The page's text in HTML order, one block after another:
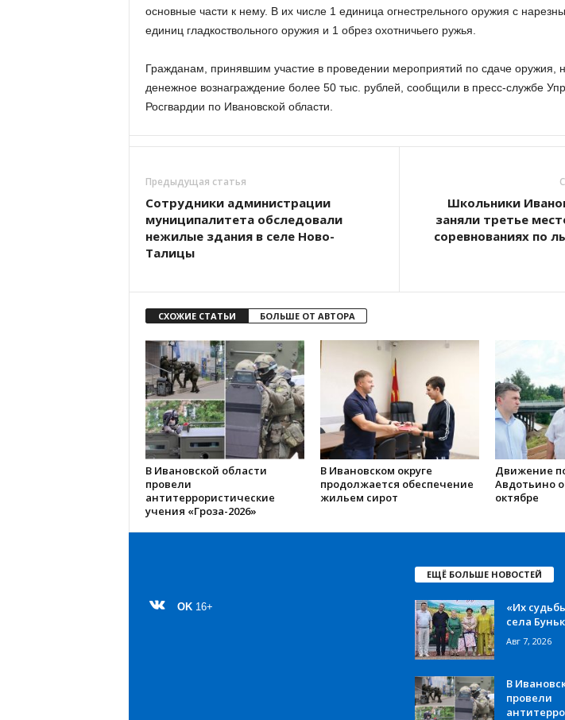
основные части к нему. В их числе 1 единица огнестрельного оружия с
единиц гладкоствольного оружия и 1 обрез охотничьего ружья.
Гражданам, принявшим участие в проведении мероприятий по сдаче оружия,
денежное вознаграждение более 50 тыс. рублей, сообщили в пресс-службе
Росгвардии по Ивановской области.
Предыдущая статья
Сотрудники администрации
муниципалитета обследовали
нежилые здания в селе Ново-
Талицы
Школьники
заняли третье
соревнованиях по
СХОЖИЕ СТАТЬИ БОЛЬШЕ ОТ АВТОРА
В Ивановской области
провели
антитеррористические
учения «Гроза-2026»
В Ивановском округе
продолжается обеспечение
жильем сирот
Движение
Авдотьино
октябре
OK 16+
ЕЩЁ БОЛЬШЕ НОВОСТЕЙ
«Их
села
Авг 7, 2026
В
провели